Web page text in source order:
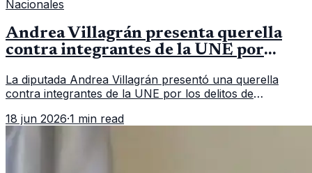
Nacionales
Andrea Villagrán presenta querella
contra integrantes de la UNE por
La diputada Andrea Villagrán presentó una querella
contra integrantes de la UNE por los delitos de
18 jun 2026·1 min read